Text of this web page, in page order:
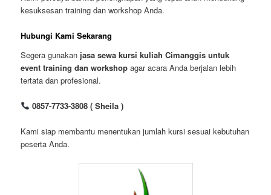
kesuksesan training dan workshop Anda.
Hubungi Kami Sekarang
Segera gunakan jasa sewa kursi kuliah Cimanggis untuk
event training dan workshop agar acara Anda berjalan lebih
tertata dan profesional.
0857-7733-3808 ( Sheila )
Kami siap membantu menentukan jumlah kursi sesuai kebutuhan
peserta Anda.